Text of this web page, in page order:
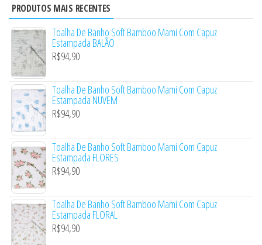
PRODUTOS MAIS RECENTES
Toalha De Banho Soft Bamboo Mami Com Capuz
Estampada BALÃO
R$94,90
Toalha De Banho Soft Bamboo Mami Com Capuz
Estampada NUVEM
R$94,90
Toalha De Banho Soft Bamboo Mami Com Capuz
Estampada FLORES
R$94,90
Toalha De Banho Soft Bamboo Mami Com Capuz
Estampada FLORAL
R$94,90